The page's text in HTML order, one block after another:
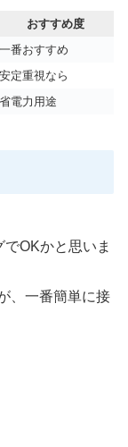
おすすめ度
一番おすすめ
安定重視なら
省電力用途
OKかと思いま
、一番簡単に接